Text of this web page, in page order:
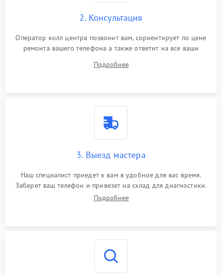
2. Консультация
Оператор колл центра позвонит вам, сориентирует по цене
ремонта вашего телефона а также ответит на все ваши
Подробнее
3. Выезд мастера
Наш специалист приедет к вам в удобное для вас время.
Заберет ваш телефон и привезет на склад для диагностики.
Подробнее